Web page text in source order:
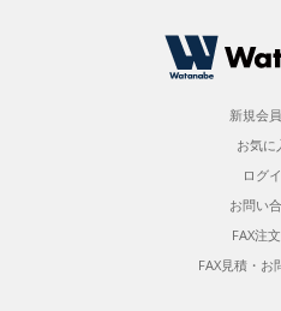
新規会
お気に
ログ
お問い
FAX注
FAX見積・お